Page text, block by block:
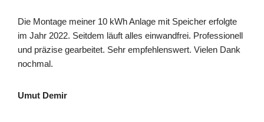
Die Montage meiner 10 kWh Anlage mit Speicher erfolgte
im Jahr 2022. Seitdem läuft alles einwandfrei. Professionell
und präzise gearbeitet. Sehr empfehlenswert. Vielen Dank
nochmal.
Umut Demir